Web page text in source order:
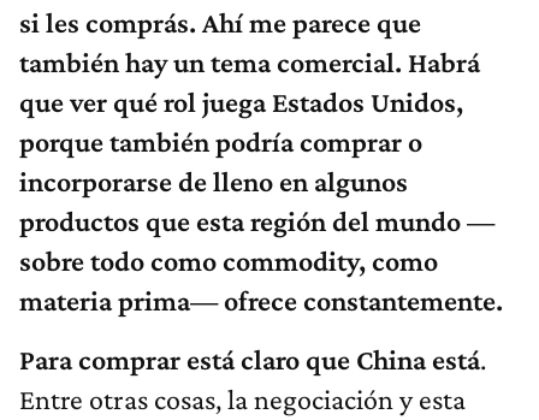
si les comprás. Ahí me parece que
también hay un tema comercial. Habrá
que ver qué rol juega Estados Unidos,
porque también podría comprar o
incorporarse de lleno en algunos
productos que esta región del mundo —
sobre todo como commodity, como
materia prima— ofrece constantemente.
Para comprar está claro que China está.
Entre otras cosas, la negociación y esta